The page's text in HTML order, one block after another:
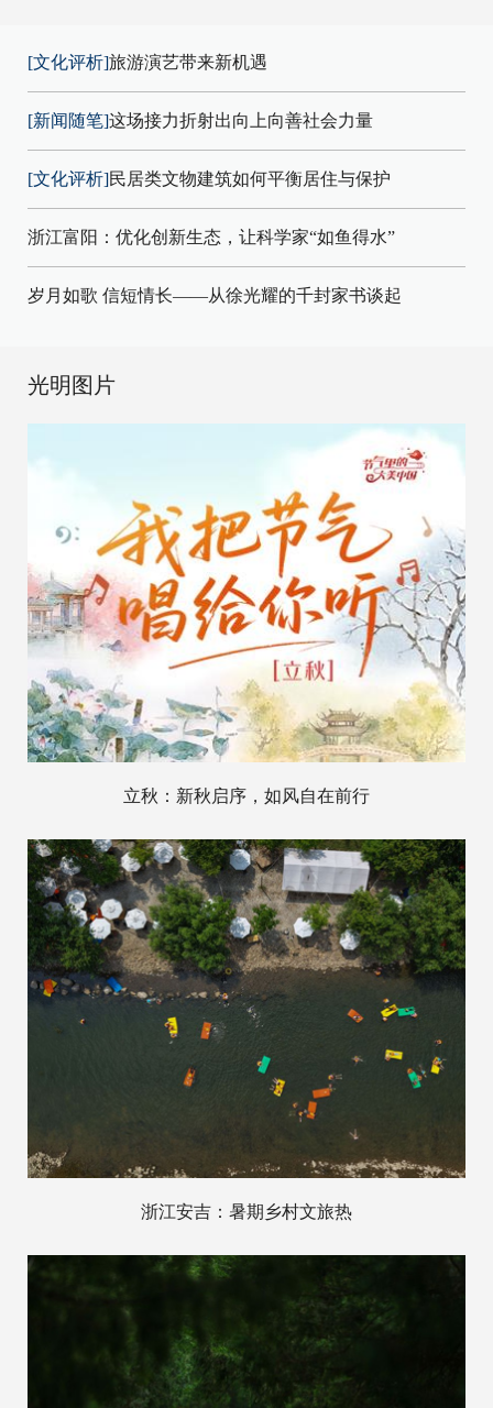
[文化评析]旅游演艺带来新机遇
[新闻随笔]这场接力折射出向上向善社会力量
[文化评析]民居类文物建筑如何平衡居住与保护
浙江富阳：优化创新生态，让科学家“如鱼得水”
岁月如歌 信短情长——从徐光耀的千封家书谈起
光明图片
立秋：新秋启序，如风自在前行
浙江安吉：暑期乡村文旅热